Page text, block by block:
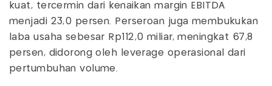
kuat, tercermin dari kenaikan margin EBITDA
menjadi 23,0 persen. Perseroan juga membukukan
laba usaha sebesar Rp112,0 miliar, meningkat 67,8
persen, didorong oleh leverage operasional dari
pertumbuhan volume.